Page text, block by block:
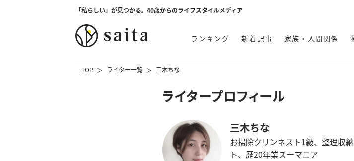
「私らしい」が見つかる。40歳からのライフスタイルメディア
ランキング 新着記事 家族・人間関係
TOP ライター一覧 三木ちな
ライタープロフィール
三木ちな
お掃除クリンネスト1級、整理収
ト、歴20年業スーマニア